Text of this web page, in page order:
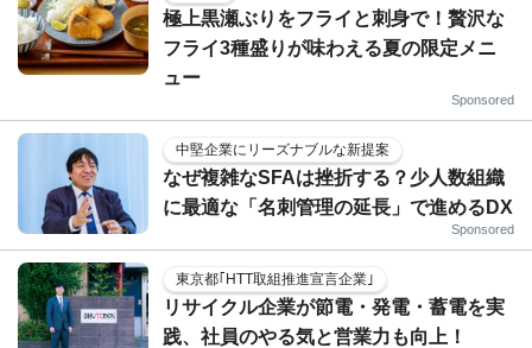
極上黒瀬ぶりをフライと刺身で！贅沢な
フライ3種盛りが味わえる夏の限定メニ
ュー
Sponsored
中堅企業にリーズナブルな新提案
なぜ複雑なSFAは挫折する？少人数組織
に最適な「名刺管理の延長」で進めるDX
Sponsored
東京都｢HTT取組推進宣言企業｣
リサイクル企業が節電・発電・蓄電を実
践、社員のやる気と営業力も向上！